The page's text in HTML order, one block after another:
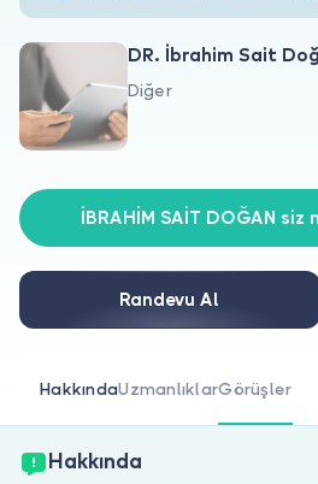
Hakkımızda
Doktorlar için
Doktor
DR. İbrahim Sait
Diğer
İBRAHİM SAİT DOĞAN siz
Randevu Al
HakkındaUzmanlıklarGörüşler
Hakkında